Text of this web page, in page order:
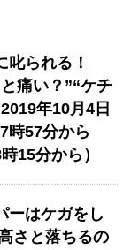
叱られる！
痛い？”“ケチ
年10月4日
時57分から
15分から）
ーはケガをし
さと落ちるの